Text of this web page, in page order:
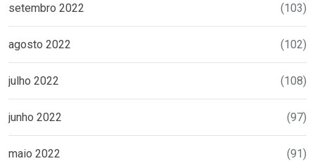
setembro 2022 (103)
agosto 2022 (102)
julho 2022 (108)
junho 2022 (97)
maio 2022 (91)